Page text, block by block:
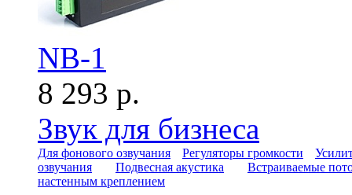
NB-1
8 293 р.
Звук для бизнеса
Для фонового озвучания Регуляторы громкости
озвучания
Подвесная акустика
Встраиваемые
настенным креплением